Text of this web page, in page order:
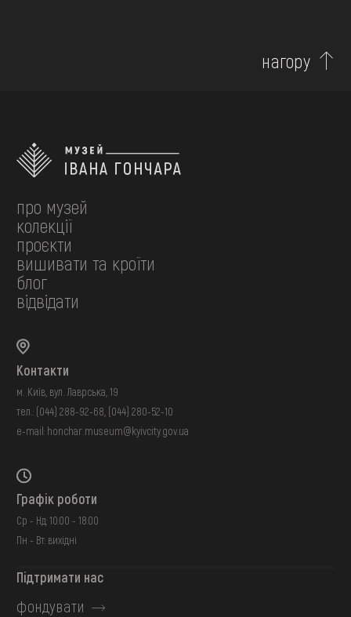
нагору
про музей
колекції
проєкти
вишивати та кроїти
блог
відвідати
Контакти
м. Київ, вул. Лаврська, 19
тел.: (044) 288-92-68 (044) 280-52-10
e-mail: honchar.museum@kyivcity.gov.ua
Графік роботи
Ср - Нд: 10:00 - 18:00
Пн - Вт: вихідні
Підтримати нас
фондувати